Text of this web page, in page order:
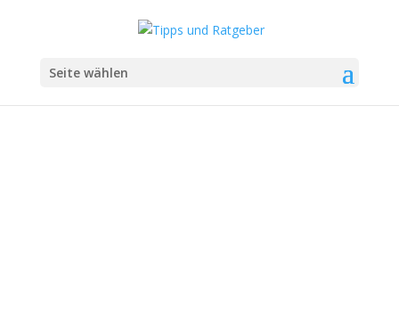
Seite wählen